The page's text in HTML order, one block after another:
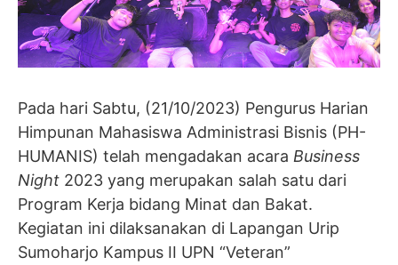
Pada hari Sabtu, (21/10/2023) Pengurus Harian
Himpunan Mahasiswa Administrasi Bisnis (PH-
HUMANIS) telah mengadakan acara Business
Night 2023 yang merupakan salah satu dari
Program Kerja bidang Minat dan Bakat.
Kegiatan ini dilaksanakan di Lapangan Urip
Sumoharjo Kampus II UPN “Veteran”